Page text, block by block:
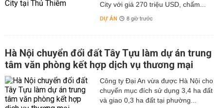
City với giá 270 triệu USD, chấm...
DỰ ÁN 8 giờ trước
Hà Nội chuyển đổi đất Tây Tựu làm dự án trung
tâm văn phòng kết hợp dịch vụ thương mại
Công ty Đại An vừa được Hà Nội cho
chuyển mục đích sử dụng 3,4 ha đất
và giao 0,3 ha đất tại phường...